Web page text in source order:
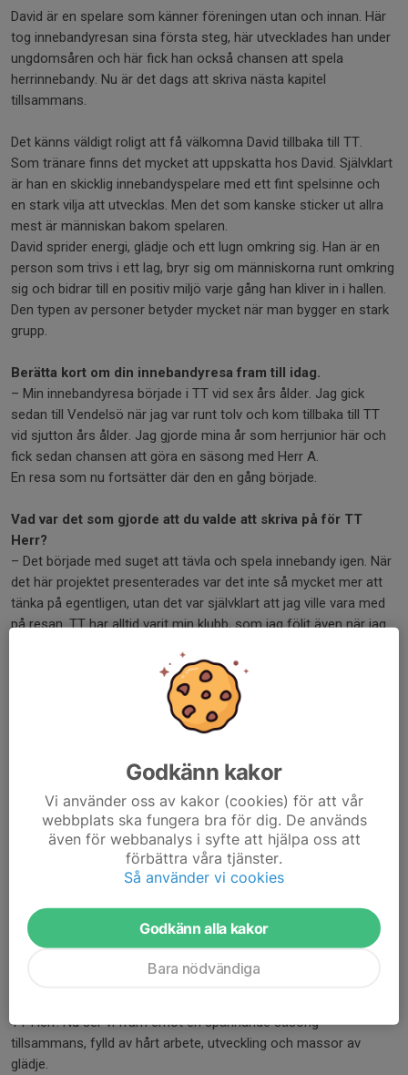
David är en spelare som känner föreningen utan och innan. Här
tog innebandyresan sina första steg, här utvecklades han under
ungdomsåren och här fick han också chansen att spela
herrinnebandy. Nu är det dags att skriva nästa kapitel
tillsammans.
Det känns väldigt roligt att få välkomna David tillbaka till TT.
Som tränare finns det mycket att uppskatta hos David. Självklart
är han en skicklig innebandyspelare med ett fint spelsinne och
en stark vilja att utvecklas. Men det som kanske sticker ut allra
mest är människan bakom spelaren.
David sprider energi, glädje och ett lugn omkring sig. Han är en
person som trivs i ett lag, bryr sig om människorna runt omkring
sig och bidrar till en positiv miljö varje gång han kliver in i hallen.
Den typen av personer betyder mycket när man bygger en stark
grupp.
Berätta kort om din innebandyresa fram till idag.
– Min innebandyresa började i TT vid sex års ålder. Jag gick
sedan till Vendelsö när jag var runt tolv och kom tillbaka till TT
vid sjutton års ålder. Jag gjorde mina år som herrjunior här och
fick sedan chansen att göra en säsong med Herr A.
En resa som nu fortsätter där den en gång började.
Vad var det som gjorde att du valde att skriva på för TT
Herr?
– Det började med suget att tävla och spela innebandy igen. När
det här projektet presenterades var det inte så mycket mer att
tänka på egentligen, utan det var självklart att jag ville vara med
på resan. TT har alltid varit min klubb, som jag följt även när jag
Att höra de orden värmer lite extra.
Project Volcano handlar om att skapa en miljö där människor vill
utvecklas tillsammans och vara en del av något större. Att David
vill vara med och bygga den resan tillsammans med oss känns
Vad ser du mest fram emot inför kommande säsong?
– Att få vara med på starten av denna resa mot att få tillbaka
klubben dit den hör hemma!
Det är en resa vi ser fram emot att göra tillsammans.
Tre ord som beskriver dig som spelare?
Tre egenskaper som beskriver David väl. En spelare som läser
spelet, tävlar i varje situation och samtidigt behåller lugnet när
TT Herr. Nu ser vi fram emot en spännande säsong
tillsammans, fylld av hårt arbete, utveckling och massor av
glädje.
Godkänn kakor
Vi använder oss av kakor (cookies) för att vår
webbplats ska fungera bra för dig. De används
även för webbanalys i syfte att hjälpa oss att
förbättra våra tjänster.
Så använder vi cookies
Godkänn alla kakor
Bara nödvändiga